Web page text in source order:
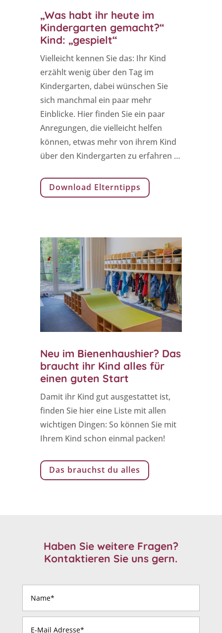
„Was habt ihr heute im
Kindergarten gemacht?“
Kind: „gespielt“
Vielleicht kennen Sie das: Ihr Kind
erzählt wenig über den Tag im
Kindergarten, dabei wünschen Sie
sich manchmal ein paar mehr
Einblicke. Hier finden Sie ein paar
Anregungen, die vielleicht helfen
können, etwas mehr von ihrem Kind
über den Kindergarten zu erfahren …
Download Elterntipps
Neu im Bienenhaushier? Das
braucht ihr Kind alles für
einen guten Start
Damit ihr Kind gut ausgestattet ist,
finden Sie hier eine Liste mit allen
wichtigen Dingen: So können Sie mit
Ihrem Kind schon einmal packen!
Das brauchst du alles
Haben Sie weitere Fragen?
Kontaktieren Sie uns gern.